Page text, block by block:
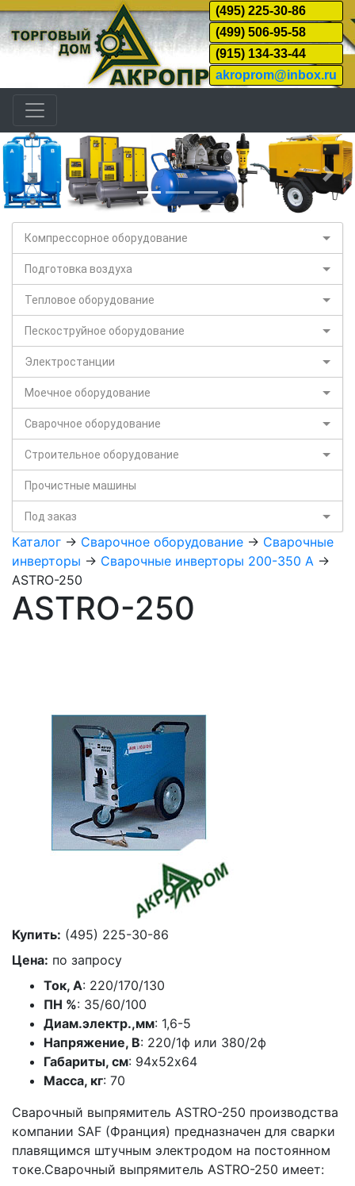
(495) 225-30-86
(499) 506-95-58
(915) 134-33-44
akroprom@inbox.ru
Назад
Компрессорное оборудование
Подготовка воздуха
Тепловое оборудование
Пескоструйное оборудование
Электростанции
Моечное оборудование
Сварочное оборудование
Строительное оборудование
Прочистные машины
Под заказ
Каталог -> Сварочное оборудование -> Сварочные
инверторы -> Сварочные инверторы 200-350 А ->
ASTRO-250
ASTRO-250
Купить: (495) 225-30-86
Цена: по запросу
Ток, А: 220/170/130
ПН %: 35/60/100
Диам.электр.,мм: 1,6-5
Напряжение, В: 220/1ф или 380/2ф
Габариты, см: 94х52х64
Масса, кг: 70
Сварочный выпрямитель ASTRO-250 производства
компании SAF (Франция) предназначен для сварки
плавящимся штучным электродом на постоянном
токе.Сварочный выпрямитель ASTRO-250 имеет: